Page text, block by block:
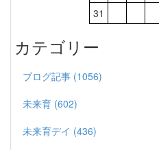
31
カテゴリー
ブログ記事 (1056)
未来育 (602)
未来育デイ (436)